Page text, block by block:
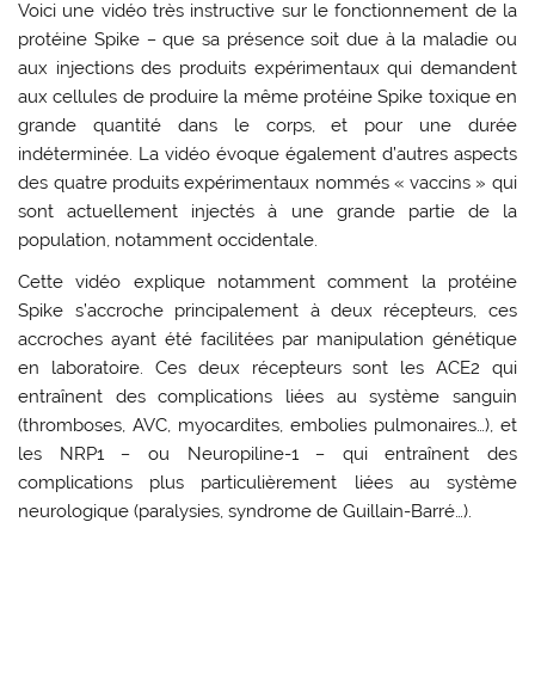
Voici une vidéo très instructive sur le fonctionnement de la
protéine Spike –que sa présence soit due à la maladie ou
aux injections des produits expérimentaux qui demandent
aux cellules de produire la même protéine Spike toxique en
grande quantité dans le corps, et pour une durée
indéterminée. La vidéo évoque également d’autres aspects
des quatre produits expérimentaux nommés « vaccins » qui
sont actuellement injectés à une grande partie de la
population, notamment occidentale.
Cette vidéo explique notamment comment la protéine
Spike s’accroche principalement à deux récepteurs, ces
accroches ayant été facilitées par manipulation génétique
en laboratoire. Ces deux récepteurs sont les ACE2 qui
entraînent des complications liées au système sanguin
(thromboses, AVC, myocardites, embolies pulmonaires…), et
les NRP1– ou Neuropiline-1– qui entraînent des
complications plus particulièrement liées au système
neurologique (paralysies, syndrome de Guillain-Barré…).